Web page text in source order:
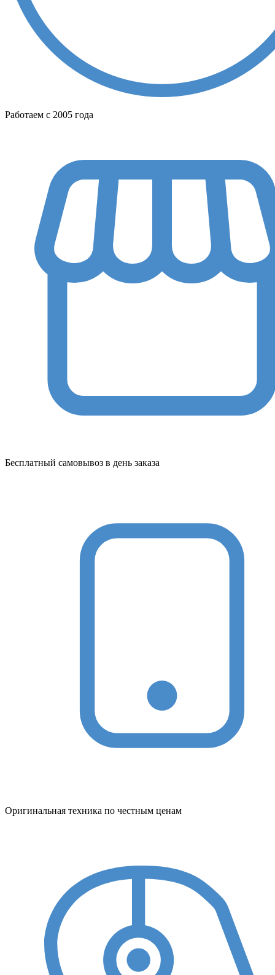
Работаем с 2005 года
Бесплатный самовывоз в день заказа
Оригинальная техника по честным ценам